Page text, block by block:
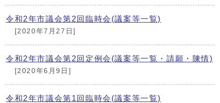
令和2年市議会第2回臨時会(議案等一覧)
[2020年7月27日]
令和2年市議会第2回定例会(議案等一覧・請願・陳情)
[2020年6月9日]
令和2年市議会第1回臨時会(議案等一覧)